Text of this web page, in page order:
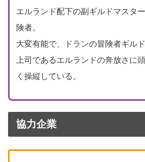
エルランド配下の副ギルドマスタ
険者。
大変有能で、ドランの冒険者ギル
上司であるエルランドの奔放さに
く操縦している。
協力企業